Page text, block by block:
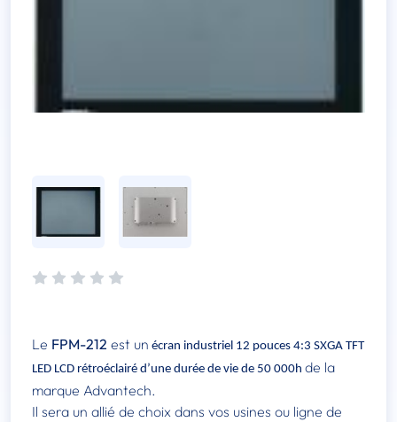
Le FPM-212 est un écran industriel 12 pouces 4:3 SXGA TFT
LED LCD rétroéclairé d’une durée de vie de 50 000h de la
marque Advantech.
Il sera un allié de choix dans vos usines ou ligne de